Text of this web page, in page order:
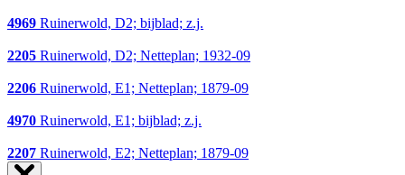
4969 Ruinerwold, D2; bijblad; z.j.
2205 Ruinerwold, D2; Netteplan; 1932-09
2206 Ruinerwold, E1; Netteplan; 1879-09
4970 Ruinerwold, E1; bijblad; z.j.
2207 Ruinerwold, E2; Netteplan; 1879-09